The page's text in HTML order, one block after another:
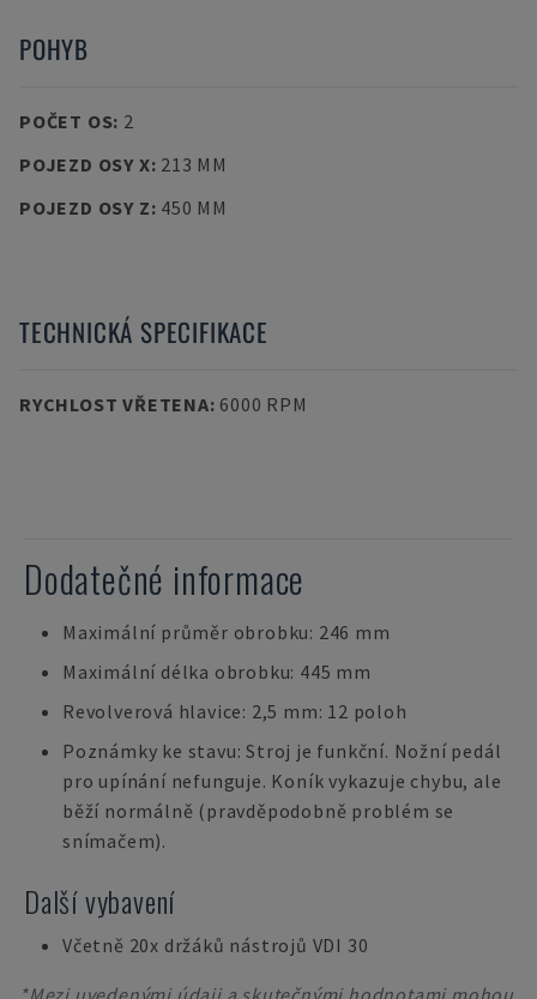
POHYB
POČET OS: 2
POJEZD OSY X: 213 MM
POJEZD OSY Z: 450 MM
TECHNICKÁ SPECIFIKACE
RYCHLOST VŘETENA: 6000 RPM
Dodatečné informace
Maximální průměr obrobku: 246 mm
Maximální délka obrobku: 445 mm
Revolverová hlavice: 2,5 mm: 12 poloh
Poznámky ke stavu: Stroj je funkční. Nožní pedál
pro upínání nefunguje. Koník vykazuje chybu, ale
běží normálně (pravděpodobně problém se
snímačem).
Další vybavení
Včetně 20x držáků nástrojů VDI 30
*Mezi uvedenými údaji a skutečnými hodnotami mohou